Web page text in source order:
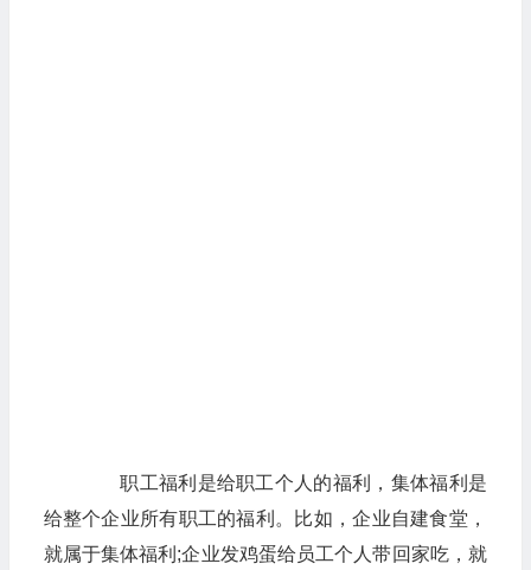
职工福利是给职工个人的福利，集体福利是
给整个企业所有职工的福利。比如，企业自建食堂，
就属于集体福利;企业发鸡蛋给员工个人带回家吃，就